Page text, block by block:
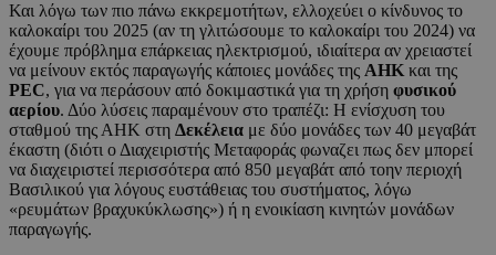
Και λόγω των πιο πάνω εκκρεμοτήτων, ελλοχεύει ο κίνδυνος το
καλοκαίρι του 2025 (αν τη γλιτώσουμε το καλοκαίρι του 2024) να
έχουμε πρόβλημα επάρκειας ηλεκτρισμού, ιδιαίτερα αν χρειαστεί
να μείνουν εκτός παραγωγής κάποιες μονάδες της ΑΗΚ και της
PEC, για να περάσουν από δοκιμαστικά για τη χρήση φυσικού
αερίου. Δύο λύσεις παραμένουν στο τραπέζι: Η ενίσχυση του
σταθμού της ΑΗΚ στη Δεκέλεια με δύο μονάδες των 40 μεγαβάτ
έκαστη (διότι ο Διαχειριστής Μεταφοράς φωναζει πως δεν μπορεί
να διαχειριστεί περισσότερα από 850 μεγαβάτ από τοην περιοχή
Βασιλικού για λόγους ευστάθειας του συστήματος, λόγω
«ρευμάτων βραχυκύκλωσης») ή η ενοικίαση κινητών μονάδων
παραγωγής.